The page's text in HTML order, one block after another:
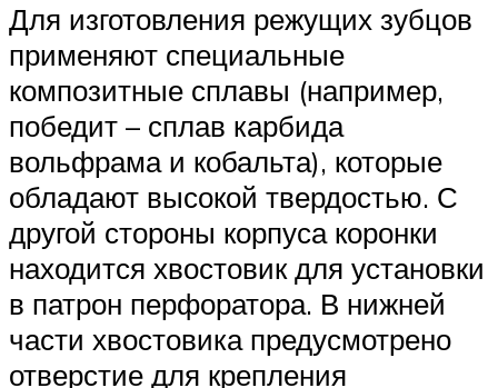
Для изготовления режущих зубцов
применяют специальные
композитные сплавы (например,
победит – сплав карбида
вольфрама и кобальта), которые
обладают высокой твердостью. С
другой стороны корпуса коронки
находится хвостовик для установки
в патрон перфоратора. В нижней
части хвостовика предусмотрено
отверстие для крепления